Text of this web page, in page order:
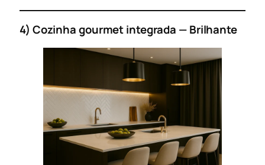
4) Cozinha gourmet integrada — Brilhante